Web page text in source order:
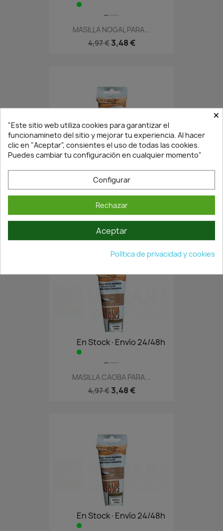
MASILLA NOGAL PARA...
4,97 € 3,48 €
En Stock·Envío 24/48h
MASILLA SAPELY PARA...
4,97 €3,48 €
En Stock·Envío 24/48h
MASILLA CAOBA PARA...
4,97 € 3,48 €
En Stock·Envío 24/48h
×
"Este sitio web utiliza cookies para garantizar el
funcionamineto del sitio y mejorar tu experiencia. Al hacer
clic en "Aceptar", consientes el uso de todas las cookies.
Puedes cambiar tu configuración en cualquier momento"
Configurar
Rechazar
Aceptar
Política de privacidad y cookies